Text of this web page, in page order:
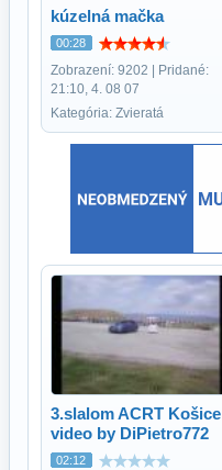
kúzelná mačka
00:28
Zobrazení: 9202 | Pridané:
21:10, 4. 08 07
Kategória: Zvieratá
3.slalom ACRT Košice
video by DiPietro772
02:12